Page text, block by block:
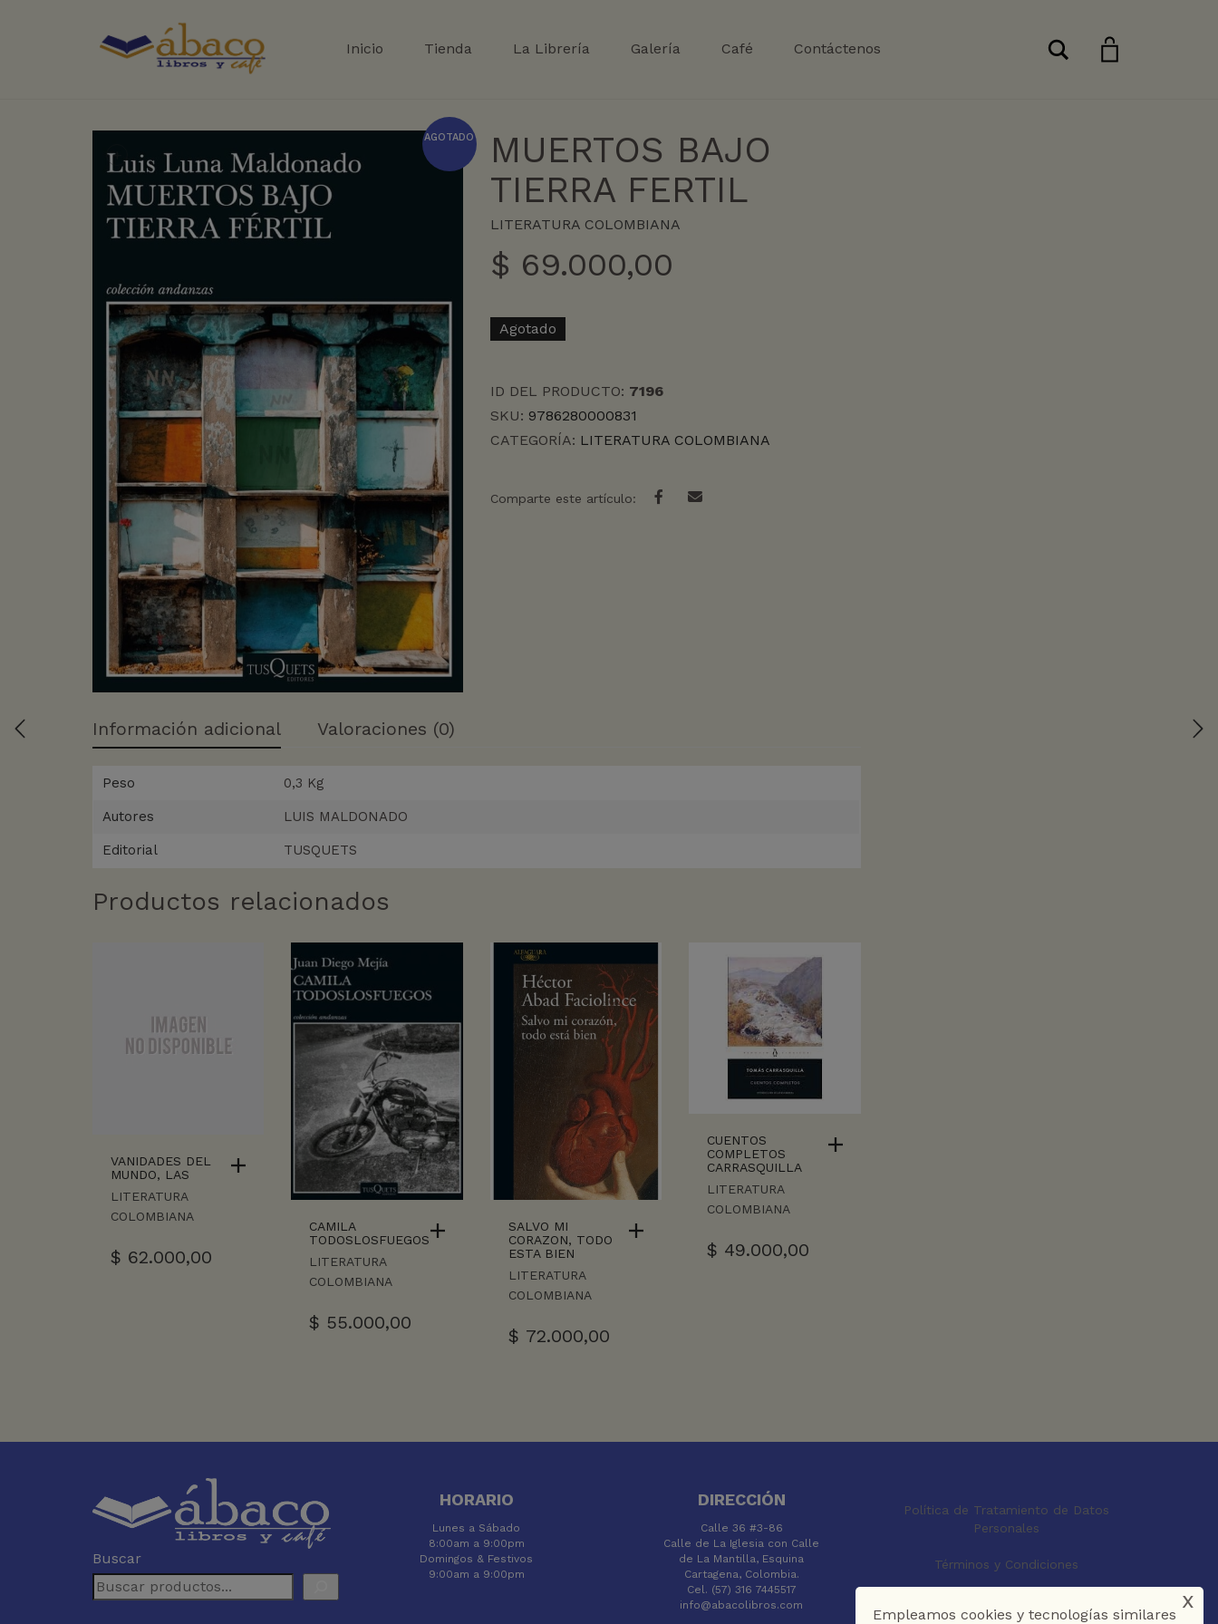
Inicio Tienda La Librería Galería Café Contáctenos Buscar
AGOTADO
+
MUERTOS BAJO
TIERRA FERTIL
LITERATURA COLOMBIANA
$ 69.000,00
Agotado
ID DEL PRODUCTO: 7196
SKU: 9786280000831
CATEGORÍA: LITERATURA COLOMBIANA
Comparte este artículo:
Información adicional Valoraciones (0)
Peso 0,3 Kg
Autores LUIS MALDONADO
Editorial TUSQUETS
Productos relacionados
VANIDADES DEL
MUNDO, LAS
LITERATURA
COLOMBIANA
$ 62.000,00
CAMILA
TODOSLOSFUEGOS
LITERATURA
COLOMBIANA
$ 55.000,00
SALVO MI
CORAZON, TODO
ESTA BIEN
LITERATURA
COLOMBIANA
$ 72.000,00
CUENTOS
COMPLETOS
CARRASQUILLA
LITERATURA
COLOMBIANA
$ 49.000,00
Buscar
HORARIO
Lunes a Sábado
8:00am a 9:00pm
Domingos & Festivos
9:00am a 9:00pm
DIRECCIÓN
Calle 36 #3-86
Calle de La Iglesia con Calle
de La Mantilla, Esquina
Cartagena, Colombia.
Cel. (57) 316 7445517
info@abacolibros.com
Política de Tratamiento de Datos
Personales
Términos y Condiciones
Empleamos cookies y tecnologías similares
x